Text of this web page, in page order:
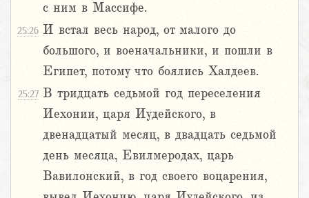
с ним в Массифе.
25:26 И встал весь народ, от малого до
большого, и военачальники, и пошли в
Египет, потому что боялись Халдеев.
25:27 В тридцать седьмой год переселения
Иехонии, царя Иудейского, в
двенадцатый месяц, в двадцать седьмой
день месяца, Евилмеродах, царь
Вавилонский, в год своего воцарения,